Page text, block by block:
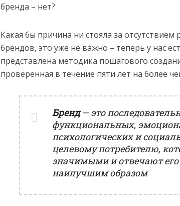
бренда – нет?
Какая бы причина ни стояла за
брендов, это уже не важно – теперь у нас
представлена методика пошагового
проверенная в течение пяти лет на более
Бренд—это
функциональных,
психологических и
целевому потребителю,
значимыми и отвечают
наилучшим образом